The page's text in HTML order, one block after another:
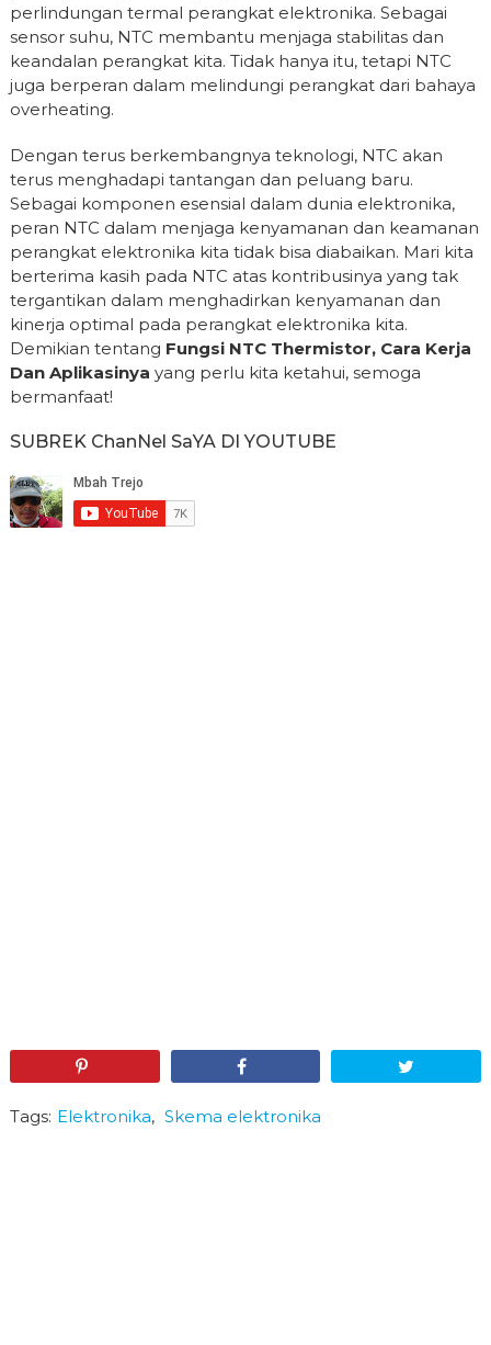
perlindungan termal perangkat elektronika. Sebagai
sensor suhu, NTC membantu menjaga stabilitas dan
keandalan perangkat kita. Tidak hanya itu, tetapi NTC
juga berperan dalam melindungi perangkat dari bahaya
overheating.
Dengan terus berkembangnya teknologi, NTC akan
terus menghadapi tantangan dan peluang baru.
Sebagai komponen esensial dalam dunia elektronika,
peran NTC dalam menjaga kenyamanan dan keamanan
perangkat elektronika kita tidak bisa diabaikan. Mari kita
berterima kasih pada NTC atas kontribusinya yang tak
tergantikan dalam menghadirkan kenyamanan dan
kinerja optimal pada perangkat elektronika kita.
Demikian tentang Fungsi NTC Thermistor, Cara Kerja
Dan Aplikasinya yang perlu kita ketahui, semoga
bermanfaat!
SUBREK ChanNel SaYA DI YOUTUBE
Tags: Elektronika, Skema elektronika